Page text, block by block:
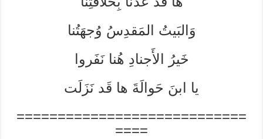
وَالبَيتُ المَقدِسُ وُجهَتُنا
خَيرُ الأَجنادِ هُنا نَفَروا
يا ابنَ حَوالَةَ ها قَد نَزَلَت
============================
====